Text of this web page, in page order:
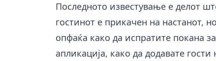
Последното известување е делот
гостинот е прикачен на настанот,
опфаќа како да испратите покана
апликација, како да додавате